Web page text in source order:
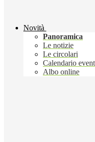
Novità
Panoramica
Le notizie
Le circolari
Calendario
Albo online